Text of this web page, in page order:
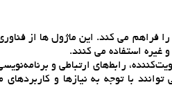
فراهم مي کند. اين ماژول ها از
رابط‌هاي ارتباطي و
با توجه به نيازها و کاربردهاي